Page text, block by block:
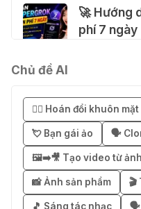
🚀 Hướng
phí 7 ngày
Business
03 Thg 08
🎁 Mẹo
miễn phí
02 Thg 08
Chủ đề AI
😶‍🌫️ Hoán đổi khuôn mặt
💘 Bạn gái ảo 🗣️
🖼️➡️🎥 Tạo video từ ảnh
📸 Ảnh sản phẩm
🎵 Sáng tác nhạc 🗣️